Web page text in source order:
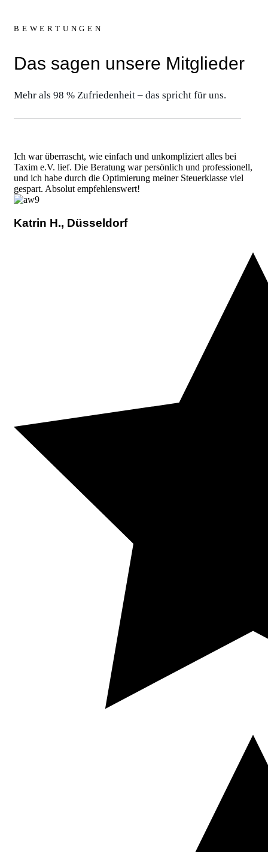
BEWERTUNGEN
Das sagen unsere Mitglieder
Mehr als 98 % Zufriedenheit – das spricht für uns.
Ich war überrascht, wie einfach und unkompliziert alles bei
Taxim e.V. lief. Die Beratung war persönlich und professionell,
und ich habe durch die Optimierung meiner Steuerklasse viel
gespart. Absolut empfehlenswert!
Katrin H., Düsseldorf